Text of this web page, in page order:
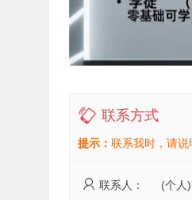
联系方式
提示： 联系我时，请说
联系人： (个人)